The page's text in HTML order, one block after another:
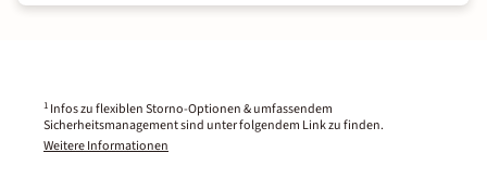
1 Infos zu flexiblen Storno-Optionen & umfassendem
Sicherheitsmanagement sind unter folgendem Link zu finden.
Weitere Informationen